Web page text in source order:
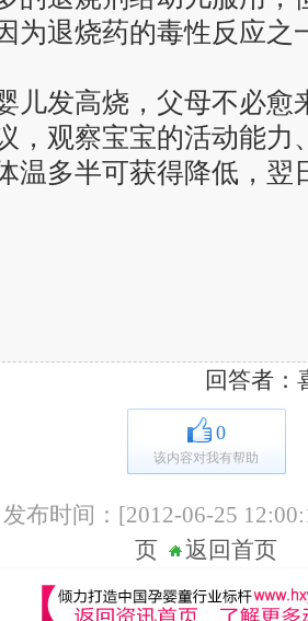
为退烧药的毒性反应之
发高烧，父母不必愈
，观察宝宝的活动能
温多半可获得降低，翌
回答者：
0
该内容对我有帮助
布时间：[2012-06-25
页
返回首页